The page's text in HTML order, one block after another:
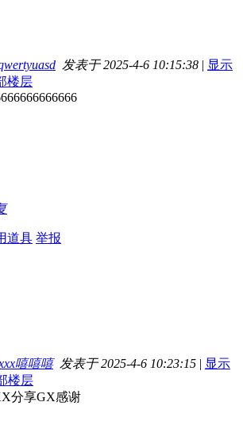
发表于 2025-4-6 10:15:38 | 显示
楼层
道具 举报
嘻嘻嘻发表于 2025-4-6 10:23:15 | 显示
楼层
分享GX感谢